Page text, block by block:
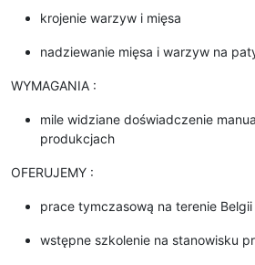
krojenie warzyw i mięsa
nadziewanie mięsa i warzyw na
WYMAGANIA :
mile widziane doświadczenie
produkcjach
OFERUJEMY :
prace tymczasową na terenie Belgii
wstępne szkolenie na stanowisku